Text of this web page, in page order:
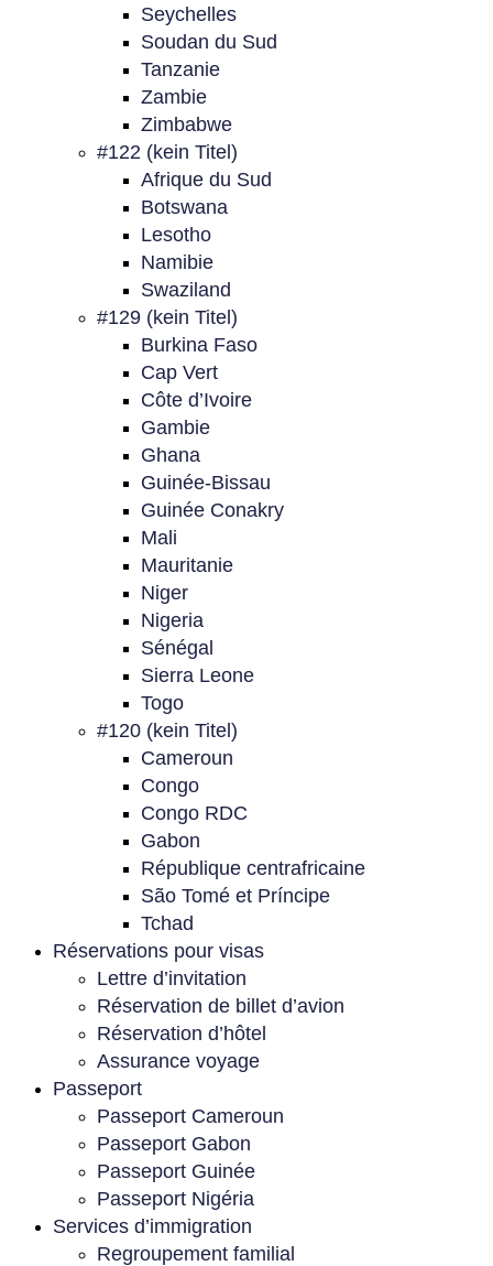
Seychelles
Soudan du Sud
Tanzanie
Zambie
Zimbabwe
#122 (kein Titel)
Afrique du Sud
Botswana
Lesotho
Namibie
Swaziland
#129 (kein Titel)
Burkina Faso
Cap Vert
Côte d’Ivoire
Gambie
Ghana
Guinée-Bissau
Guinée Conakry
Mali
Mauritanie
Niger
Nigeria
Sénégal
Sierra Leone
Togo
#120 (kein Titel)
Cameroun
Congo
Congo RDC
Gabon
République centrafricaine
São Tomé et Príncipe
Tchad
Réservations pour visas
Lettre d’invitation
Réservation de billet d’avion
Réservation d’hôtel
Assurance voyage
Passeport
Passeport Cameroun
Passeport Gabon
Passeport Guinée
Passeport Nigéria
Services d’immigration
Regroupement familial